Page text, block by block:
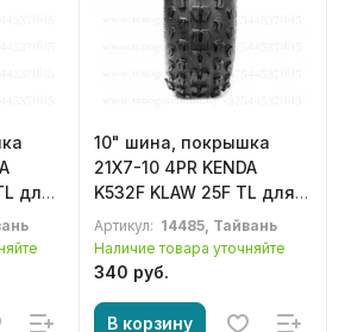
для
10" шина, покрышка
21X7-10 4PR KENDA
K532F KLAW 25F TL для
квадроцикла, ATV
Артикул: 14485, Тайвань
Наличие товара уточняйте
340 руб.
В корзину